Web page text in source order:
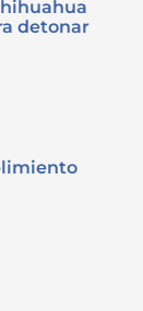
detonar